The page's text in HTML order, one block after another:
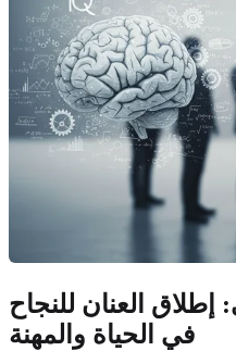
إطلاق العنان للنجاح
في الحياة والمهنة